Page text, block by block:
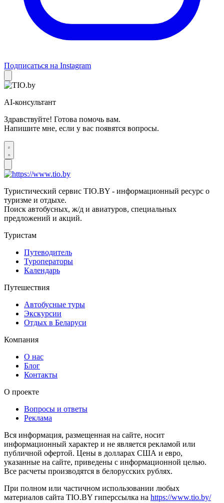
Подписаться на Instagram
AI-консультант
Здравствуйте! Готова помочь вам.
Напишите мне, если у вас появятся вопросы.
Туристический сервис TIO.BY - информационный ресурс о
туризме и отдыхе.
Поиск автобусных, ж/д и авиатуров, специальных
предложений и акций.
Туристам
Путеводитель
Туроператоры
Календарь
Путешествия
Автобусные туры
Экскурсии
Отдых в Беларуси
Компания
О нас
Блог
Контакты
О проекте
Вопросы и ответы
Реклама
Вся информация, размещенная на сайте, носит
информационный характер и не является рекламой или
публичной офертой. Цены в долларах США и евро,
указанные на сайте, приведены с информационной целью.
Все расчеты производятся в белорусских рублях.
При полном или частичном использовании любых
материалов сайта TIO.BY гиперссылка на https://www.tio.by/